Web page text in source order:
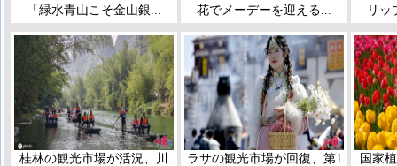
「緑水青山こそ金山銀...
花でメーデーを迎える...
リッ
桂林の観光市場が活況、川
ラサの観光市場が回復、第1
国家